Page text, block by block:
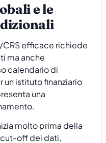
e le
CRS efficace richiede
ma anche
calendario di
un istituto finanziario
una
molto prima della
off dei dati,